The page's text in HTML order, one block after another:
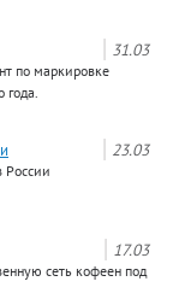
31.03
по маркировке
года.
23.03
России
17.03
сеть кофеен под